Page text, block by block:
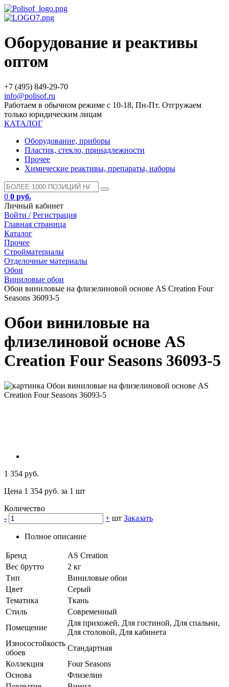
Оборудование и реактивы
оптом
+7 (495) 849-29-70
info@polisof.ru
Работаем в обычном режиме с 10-18, Пн-Пт. Отгружаем
только юридическим лицам
КАТАЛОГ
Оборудование, приборы
Пластик, стекло, принадлежности
Прочее
Химические реактивы, препараты, наборы
0 0 руб.
Личный кабинет
Войти / Регистрация
Главная страница
Каталог
Прочее
Стройматериалы
Отделочные материалы
Обои
Виниловые обои
Обои виниловые на флизелиновой основе AS Creation Four
Seasons 36093-5
Обои виниловые на
флизелиновой основе AS
Creation Four Seasons 36093-5
1 354 руб.
Цена 1 354 руб. за 1 шт
Количество
-
+ шт Заказать
Полное описание
Бренд
AS Creation
Вес брутто
2 кг
Тип
Виниловые обои
Цвет
Серый
Тематика
Ткань
Стиль
Современный
Помещение
Для прихожей, Для гостиной, Для спальни,
Для столовой, Для кабинета
Износостойкость
обоев
Стандартная
Коллекция
Four Seasons
Основа
Флизелин